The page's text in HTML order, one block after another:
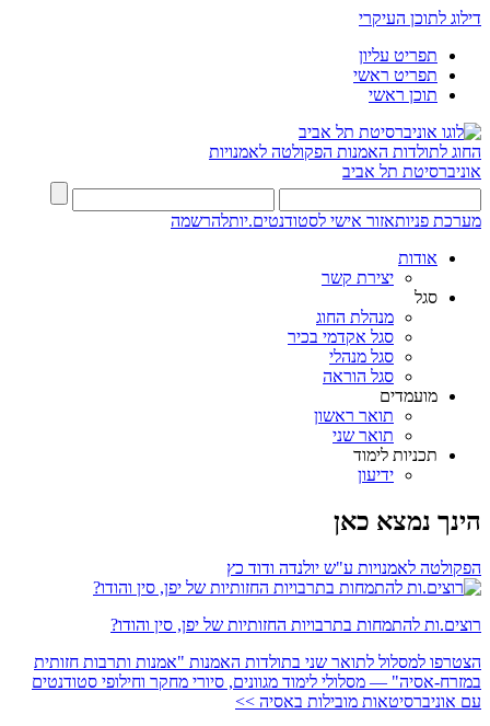
דילוג לתוכן העיקרי
תפריט עליון
תפריט ראשי
תוכן ראשי
החוג לתולדות האמנות הפקולטה לאמנויות
אוניברסיטת תל אביב
מערכת פניותאזור אישי לסטודנטים.יותלהרשמה
אודות
יצירת קשר
סגל
מנהלת החוג
סגל אקדמי בכיר
סגל מנהלי
סגל הוראה
מועמדים
תואר ראשון
תואר שני
תכניות לימוד
ידיעון
הינך נמצא כאן
הפקולטה לאמנויות ע"ש יולנדה ודוד כץ
רוצים.ות להתמחות בתרבויות החזותיות של יפן, סין והודו?
הצטרפו למסלול לתואר שני בתולדות האמנות "אמנות ותרבות חזותית
במזרח-אסיה" — מסלולי לימוד מגוונים, סיורי מחקר וחילופי סטודנטים
עם אוניברסיטאות מובילות באסיה >>